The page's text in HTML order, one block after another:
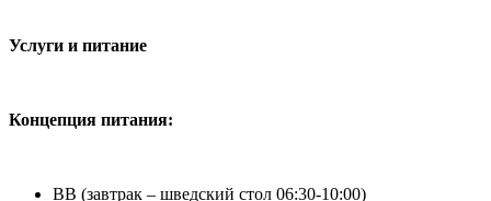
Услуги и питание
Концепция питания:
BB (завтрак – шведский стол 06:30-10:00)